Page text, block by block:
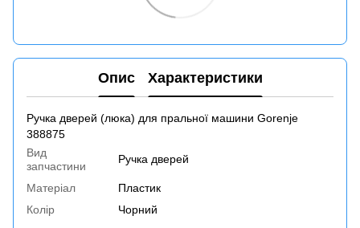
Опис Характеристики
Ручка дверей (люка) для пральної машини Gorenje
388875
Вид
запчастини
Ручка дверей
Матеріал
Пластик
Колір
Чорний